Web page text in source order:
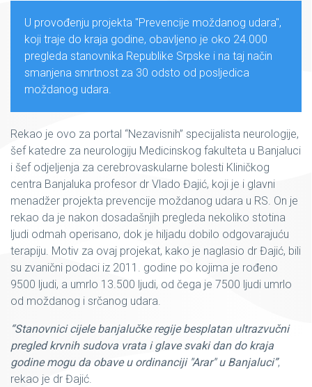
U provođenju projekta "Prevencije moždanog udara",
koji traje do kraja godine, obavljeno je oko 24.000
pregleda stanovnika Republike Srpske i na taj način
smanjena smrtnost za 30 odsto od posljedica
moždanog udara.
Rekao je ovo za portal “Nezavisnih” specijalista neurologije,
šef katedre za neurologiju Medicinskog fakulteta u Banjaluci
i šef odjeljenja za cerebrovaskularne bolesti Kliničkog
centra Banjaluka profesor dr Vlado Đajić, koji je i glavni
menadžer projekta prevencije moždanog udara u RS. On je
rekao da je nakon dosadašnjih pregleda nekoliko stotina
ljudi odmah operisano, dok je hiljadu dobilo odgovarajuću
terapiju. Motiv za ovaj projekat, kako je naglasio dr Đajić, bili
su zvanični podaci iz 2011. godine po kojima je rođeno
9500 ljudi, a umrlo 13.500 ljudi, od čega je 7500 ljudi umrlo
od moždanog i srčanog udara.
“Stanovnici cijele banjalučke regije besplatan ultrazvučni
pregled krvnih sudova vrata i glave svaki dan do kraja
godine mogu da obave u ordinanciji "Arar" u Banjaluci”,
rekao je dr Đajić.